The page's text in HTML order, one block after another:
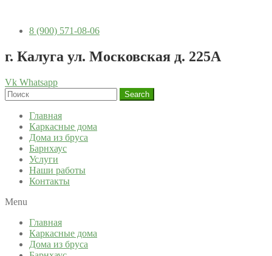
8 (900) 571-08-06
г. Калуга ул. Московская д. 225А
Vk Whatsapp
Search
Главная
Каркасные дома
Дома из бруса
Барнхаус
Услуги
Наши работы
Контакты
Menu
Главная
Каркасные дома
Дома из бруса